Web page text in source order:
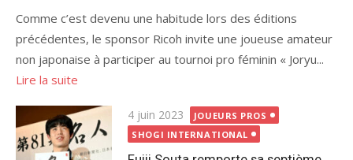
Comme c’est devenu une habitude lors des éditions
précédentes, le sponsor Ricoh invite une joueuse amateur
non japonaise à participer au tournoi pro féminin « Joryu...
Lire la suite
Publié
le
4 juin 2023
JOUEURS PROS
SHOGI INTERNATIONAL